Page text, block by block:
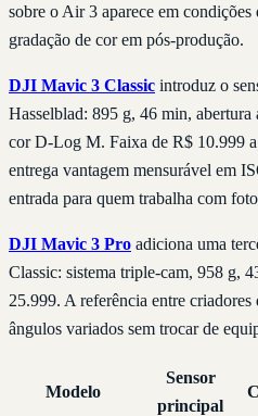
sobre o Air 3 aparece em
gradação de cor em pós-produção.
DJI Mavic 3 Classic introduz o
Hasselblad: 895 g, 46 min,
cor D-Log M. Faixa de R$ 10.999
entrega vantagem mensurável em
entrada para quem trabalha com
DJI Mavic 3 Pro adiciona uma
Classic: sistema triple-cam, 958 g,
25.999. A referência entre
ângulos variados sem trocar de
Modelo
Sensor
principal